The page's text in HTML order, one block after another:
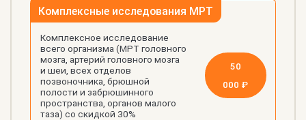
Комплексные исследования МРТ
Комплексное исследование
всего организма (МРТ головного
мозга, артерий головного мозга
и шеи, всех отделов
позвоночника, брюшной
полости и забрюшинного
пространства, органов малого
таза) со скидкой 30%
50
000 ₽